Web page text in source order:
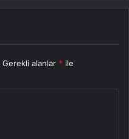
Gerekli alanlar * ile